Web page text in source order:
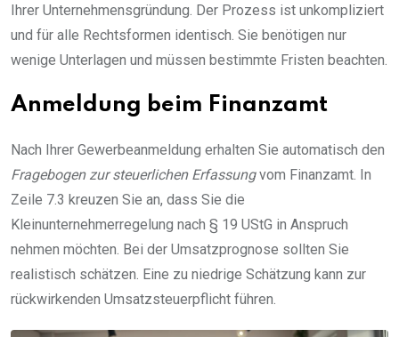
Ihrer Unternehmensgründung. Der Prozess ist unkompliziert
und für alle Rechtsformen identisch. Sie benötigen nur
wenige Unterlagen und müssen bestimmte Fristen beachten.
Anmeldung beim Finanzamt
Nach Ihrer Gewerbeanmeldung erhalten Sie automatisch den
Fragebogen zur steuerlichen Erfassungvom Finanzamt. In
Zeile 7.3 kreuzen Sie an, dass Sie die
Kleinunternehmerregelung nach § 19 UStG in Anspruch
nehmen möchten. Bei der Umsatzprognose sollten Sie
realistisch schätzen. Eine zu niedrige Schätzung kann zur
rückwirkenden Umsatzsteuerpflicht führen.